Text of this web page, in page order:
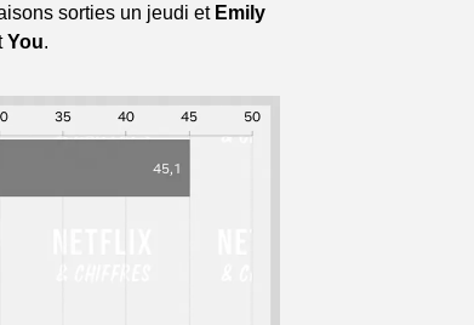
sorties un jeudi et Emily
You.